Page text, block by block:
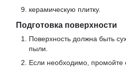
керамическую плитку.
Подготовка поверхности
Поверхность должна быть
пыли.
Если необходимо, промойте